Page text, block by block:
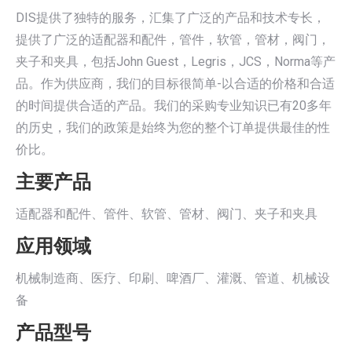
DIS提供了独特的服务，汇集了广泛的产品和技术专长，
提供了广泛的适配器和配件，管件，软管，管材，阀门，
夹子和夹具，包括John Guest，Legris，JCS，Norma等产
品。作为供应商，我们的目标很简单-以合适的价格和合适
的时间提供合适的产品。我们的采购专业知识已有20多年
的历史，我们的政策是始终为您的整个订单提供最佳的性
价比。
主要产品
适配器和配件、管件、软管、管材、阀门、夹子和夹具
应用领域
机械制造商、医疗、印刷、啤酒厂、灌溉、管道、机械设
备
产品型号